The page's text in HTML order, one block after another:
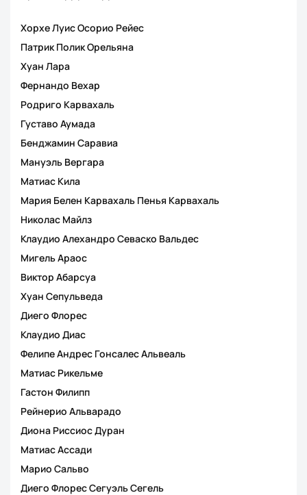
Хорхе Луис Осорио Рейес
Патрик Полик Орельяна
Хуан Лара
Фернандо Вехар
Родриго Карвахаль
Густаво Аумада
Бенджамин Саравиа
Мануэль Вергара
Матиас Кила
Мария Белен Карвахаль Пенья Карвахаль
Николас Майлз
Клаудио Алехандро Севаско Вальдес
Мигель Араос
Виктор Абарсуа
Хуан Сепульведа
Диего Флорес
Клаудио Диас
Фелипе Андрес Гонсалес Альвеаль
Матиас Рикельме
Гастон Филипп
Рейнерио Альварадо
Диона Риссиос Дуран
Матиас Ассади
Марио Сальво
Диего Флорес Сегуэль Сегель